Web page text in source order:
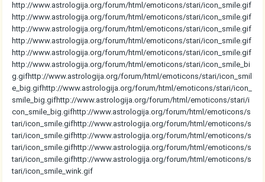
http://www.astrologija.org/forum/html/emoticons/stari/icon_smile.gif
http://www.astrologija.org/forum/html/emoticons/stari/icon_smile.gif
http://www.astrologija.org/forum/html/emoticons/stari/icon_smile.gif
http://www.astrologija.org/forum/html/emoticons/stari/icon_smile.gif
http://www.astrologija.org/forum/html/emoticons/stari/icon_smile.gif
http://www.astrologija.org/forum/html/emoticons/stari/icon_smile_bi
g.gifhttp://www.astrologija.org/forum/html/emoticons/stari/icon_smil
e_big.gifhttp://www.astrologija.org/forum/html/emoticons/stari/icon_
smile_big.gifhttp://www.astrologija.org/forum/html/emoticons/stari/i
con_smile_big.gifhttp://www.astrologija.org/forum/html/emoticons/s
tari/icon_smile.gifhttp://www.astrologija.org/forum/html/emoticons/s
tari/icon_smile.gifhttp://www.astrologija.org/forum/html/emoticons/s
tari/icon_smile.gifhttp://www.astrologija.org/forum/html/emoticons/s
tari/icon_smile.gifhttp://www.astrologija.org/forum/html/emoticons/s
tari/icon_smile_wink.gif